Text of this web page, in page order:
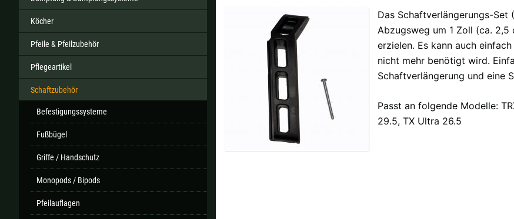
Köcher
Pfeile & Pfeilzubehör
Pflegeartikel
Schaftzubehör
Befestigungssysteme
Fußbügel
Griffe / Handschutz
Monopods / Bipods
Pfeilauflagen
Das Schaftverlängerungs-Set
Abzugsweg um 1 Zoll (ca.
erzielen. Es kann auch
nicht mehr benötigt wird.
Schaftverlängerung und eine
Passt an folgende Modelle:
29.5, TX Ultra 26.5
Alle verfügbaren Versandregionen:
Sollte Ihr Land nicht verfübar sein, keine Sorge - wählen Sie einfach "Deutschland" aus. Und erfragen die